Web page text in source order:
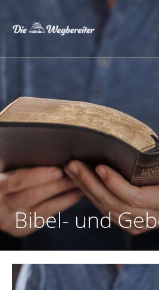
Inhalt
Bibel- und